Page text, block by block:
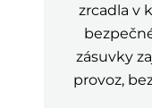
zrcadla v
zásuvky
provoz,